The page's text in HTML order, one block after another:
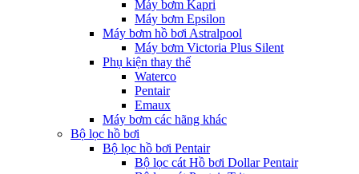
Máy bơm Kapri
Máy bơm Epsilon
Máy bơm hồ bơi Astralpool
Máy bơm Victoria Plus Silent
Phụ kiện thay thế
Waterco
Pentair
Emaux
Máy bơm các hãng khác
Bộ lọc hồ bơi
Bộ lọc hồ bơi Pentair
Bộ lọc cát Hồ bơi Dollar Pentair